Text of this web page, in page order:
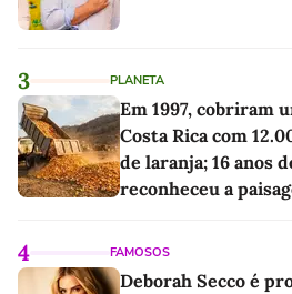
3 PLANETA
Em 1997, cobriram
Costa Rica com
de laranja; 16 anos
reconheceu a
4 FAMOSOS
Deborah Secco é